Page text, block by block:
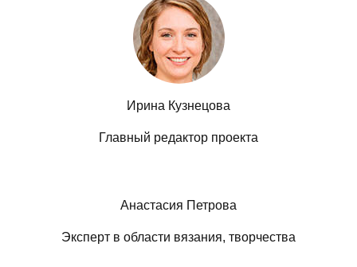
Ирина Кузнецова
Главный редактор проекта
Анастасия Петрова
Эксперт в области вязания, творчества